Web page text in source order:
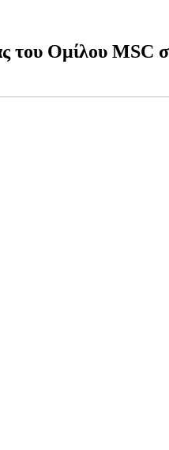
του Ομίλου MSC